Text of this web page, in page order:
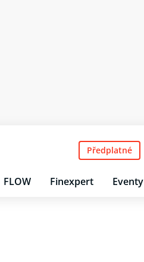
FLOW Finexpert Eventy
Předplatné